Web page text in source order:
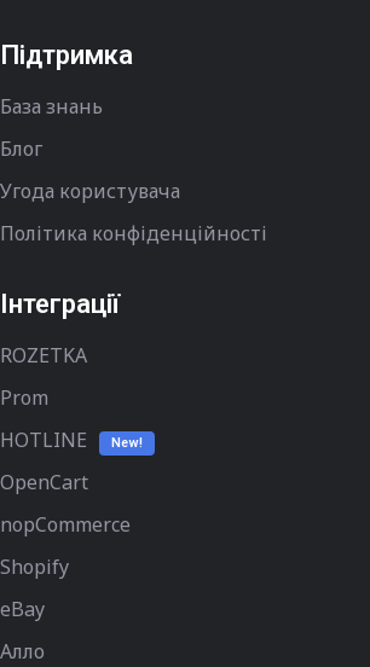
Підтримка
База знань
Блог
Угода користувача
Політика конфіденційності
Інтеграції
ROZETKA
Prom
HOTLINE
New!
OpenCart
nopCommerce
Shopify
eBay
Алло